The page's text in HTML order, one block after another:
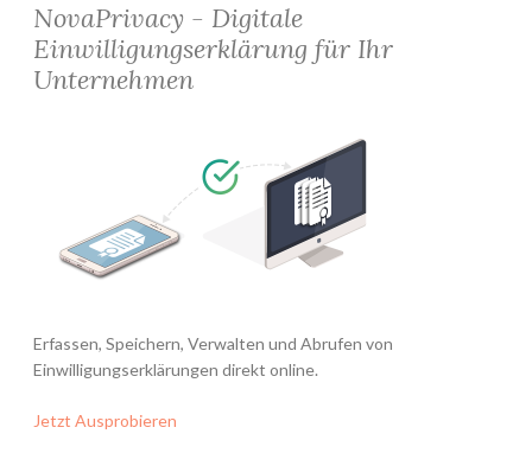
NovaPrivacy - Digitale
Einwilligungserklärung für Ihr
Unternehmen
Erfassen, Speichern, Verwalten und Abrufen von
Einwilligungserklärungen direkt online.
Jetzt Ausprobieren